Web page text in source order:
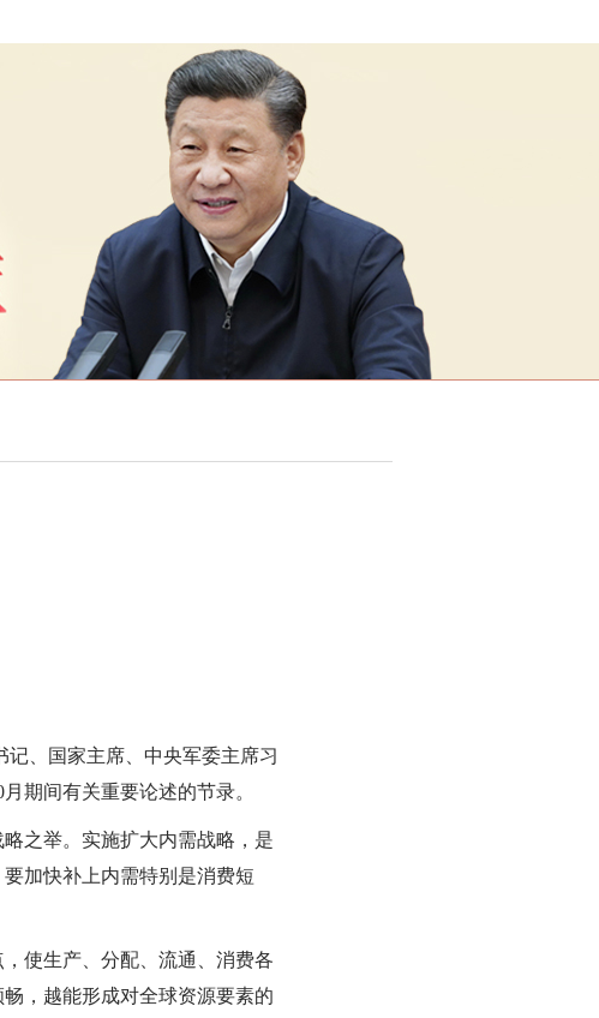
、国家主席、中央军委主席习
期间有关重要论述的节录。
之举。实施扩大内需战略，是
加快补上内需特别是消费短
使生产、分配、流通、消费各
，越能形成对全球资源要素的